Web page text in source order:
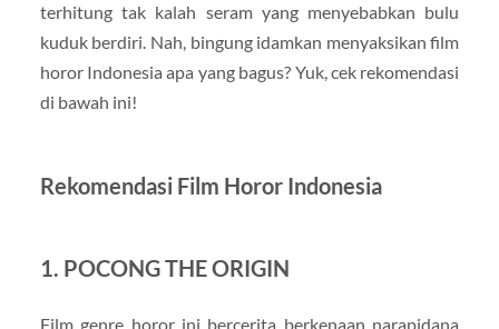
terhitung tak kalah seram yang menyebabkan bulu
kuduk berdiri. Nah, bingung idamkan menyaksikan film
horor Indonesia apa yang bagus? Yuk, cek rekomendasi
di bawah ini!
Rekomendasi Film Horor Indonesia
1. POCONG THE ORIGIN
Film genre horor ini bercerita berkenaan narapidana